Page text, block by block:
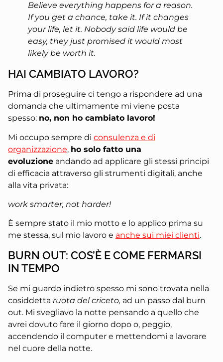
Believe everything happens for a reason.
If you get a chance, take it. If it changes
your life, let it. Nobody said life would be
easy, they just promised it would most
likely be worth it.
HAI CAMBIATO LAVORO?
Prima di proseguire ci tengo a rispondere ad una
domanda che ultimamente mi viene posta
spesso: no, non ho cambiato lavoro!
Mi occupo sempre di consulenza e di
organizzazione, ho solo fatto una
evoluzione andando ad applicare gli stessi principi
di efficacia attraverso gli strumenti digitali, anche
alla vita privata:
work smarter, not harder!
È sempre stato il mio motto e lo applico prima su
me stessa, sul mio lavoro e anche sui miei clienti.
BURN OUT: COS’È E COME FERMARSI
IN TEMPO
Se mi guardo indietro spesso mi sono trovata nella
cosiddetta ruota del criceto, ad un passo dal burn
out. Mi svegliavo la notte pensando a quello che
avrei dovuto fare il giorno dopo o, peggio,
accendendo il computer e mettendomi a lavorare
nel cuore della notte.